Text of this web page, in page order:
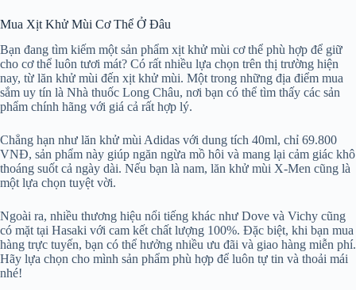
Mua Xịt Khử Mùi Cơ Thể Ở Đâu
Bạn đang tìm kiếm một sản phẩm xịt khử mùi cơ thể phù hợp để giữ
cho cơ thể luôn tươi mát? Có rất nhiều lựa chọn trên thị trường hiện
nay, từ lăn khử mùi đến xịt khử mùi. Một trong những địa điểm mua
sắm uy tín là Nhà thuốc Long Châu, nơi bạn có thể tìm thấy các sản
phẩm chính hãng với giá cả rất hợp lý.
Chẳng hạn như lăn khử mùi Adidas với dung tích 40ml, chỉ 69.800
VNĐ, sản phẩm này giúp ngăn ngừa mồ hôi và mang lại cảm giác khô
thoáng suốt cả ngày dài. Nếu bạn là nam, lăn khử mùi X-Men cũng là
một lựa chọn tuyệt vời.
Ngoài ra, nhiều thương hiệu nổi tiếng khác như Dove và Vichy cũng
có mặt tại Hasaki với cam kết chất lượng 100%. Đặc biệt, khi bạn mua
hàng trực tuyến, bạn có thể hưởng nhiều ưu đãi và giao hàng miễn phí.
Hãy lựa chọn cho mình sản phẩm phù hợp để luôn tự tin và thoải mái
nhé!